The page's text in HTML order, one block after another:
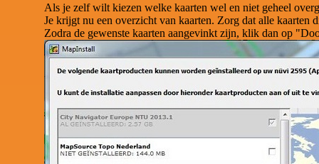
Als je zelf wilt kiezen welke kaarten wel en niet geheel
Je krijgt nu een overzicht van kaarten. Zorg dat alle kaarten
Zodra de gewenste kaarten aangevinkt zijn, klik dan op